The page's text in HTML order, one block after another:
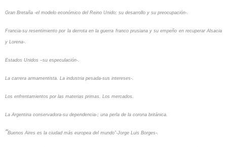
Gran Bretaña -el modelo económico del Reino Unido; su desarrollo y su preocupación-.
Francia-su resentimiento por la derrota en la guerra franco prusiana y su empeño en recuperar Alsacia
y Lorena-.
Estados Unidos –su especulación-.
La carrera armamentista. La industria pesada-sus intereses-.
Los enfrentamientos por las materias primas. Los mercados.
La Argentina conservadora-su dependencia-; una perla de la corona británica.
“Buenos Aires es la ciudad más europea del mundo”-Jorge Luis Borges-.